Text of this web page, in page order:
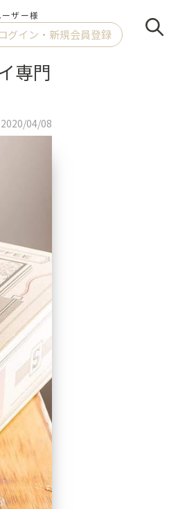
ーザー様
グイン ・新規会員登録
専門
04/08